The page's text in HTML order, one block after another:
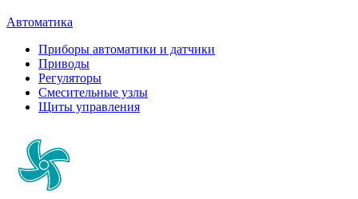
Автоматика
Приборы автоматики и датчики
Приводы
Регуляторы
Смесительные узлы
Щиты управления